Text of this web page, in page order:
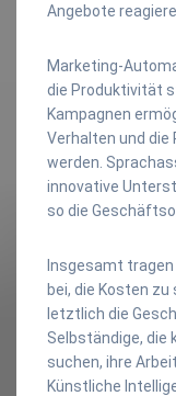
Angebote
Marketing-
die Produktivität
Kampagnen
Verhalten und
werden.
innovative
so die
Insgesamt
bei, die Kosten
letztlich die
Selbständige, die
suchen, ihre
Künstliche